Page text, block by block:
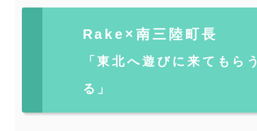
Rake×南三陸町長
「東北へ遊びに来てもら
る」